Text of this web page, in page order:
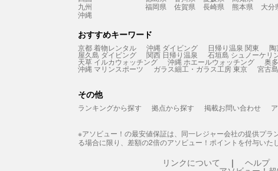
九州
福岡県 佐賀県 長崎県 熊本県 大分
沖縄
おすすめキーワード
京都 着物レンタル 沖縄 ダイビング 日帰り温泉 関東 陶
屋久島 ダイビング 関西 日帰り温泉 石垣島 シュノーケリ
天草 イルカウォッチング 沖縄 ホエールウォッチング 奥
沖縄 マリンスポーツ ガラス細工・ガラス工房 東京 宮古
その他
ランキングから探す 拠点から探す 掲載お問い合わせ
※アソビュー！の最安値保証は、同一レジャー会社の提供プ
る場合に限り、差額の2倍のアソビュー！ポイントを付与いた
リンクについて ヘルプ